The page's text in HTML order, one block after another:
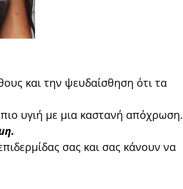
και την ψευδαίσθηση ότι τα
υγιή με μια καστανή απόχρωση.
σας και σας κάνουν να